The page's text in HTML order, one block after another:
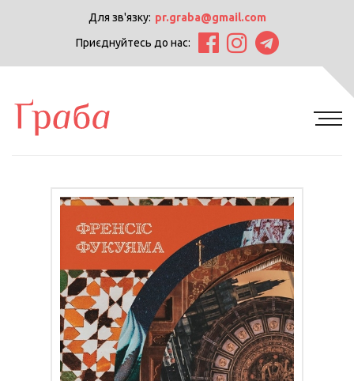
Для зв'язку: pr.graba@gmail.com
Приєднуйтесь до нас: